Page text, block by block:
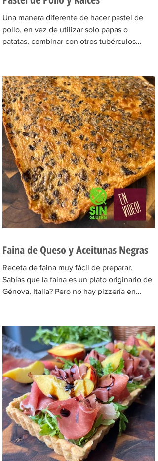
Una manera diferente de hacer pastel de
pollo, en vez de utilizar solo papas o
patatas, combinar con otros tubérculos
Faina de Queso y Aceitunas Negras
Receta de faina muy fácil de preparar.
Sabías que la faina es un plato originario de
Génova, Italia? Pero no hay pizzería en